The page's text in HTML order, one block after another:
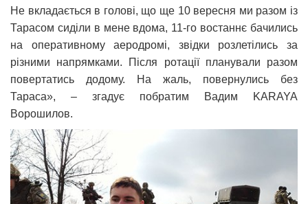
Не вкладається в голові, що ще 10 вересня ми разом із
Тарасом сиділи в мене вдома, 11-го востаннє бачились
на оперативному аеродромі, звідки розлетілись за
різними напрямками. Після ротації планували разом
повертатись додому. На жаль, повернулись без
Тараса», – згадує побратим Вадим KARAYA
Ворошилов.